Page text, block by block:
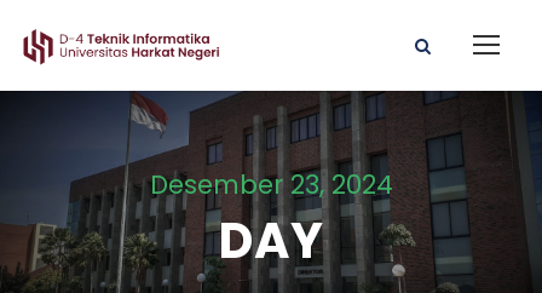
Desember 23, 2024
DAY